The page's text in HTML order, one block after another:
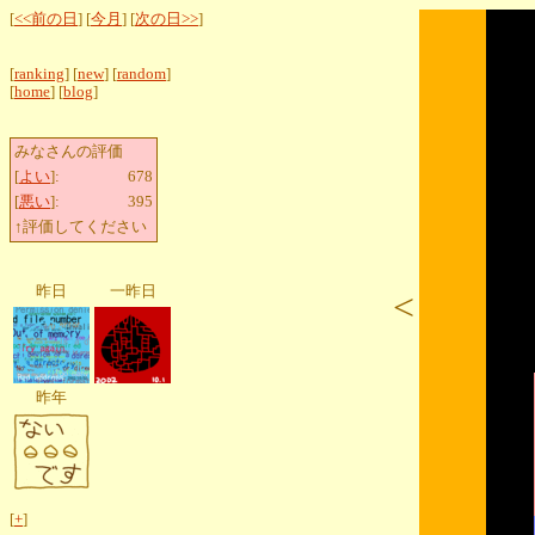
[<<前の日 ] [今月 ] [次の日>>]
[ranking] [new] [random]
[home] [blog]
みなさんの評価
[よい]:
678
[悪い]:
395
↑評価してください
昨日 一昨日
昨年
[+]
<